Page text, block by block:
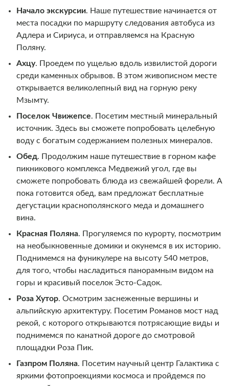
Начало экскурсии. Наше путешествие начинается от
места посадки по маршруту следования автобуса из
Адлера и Сириуса, и отправляемся на Красную
Поляну.
Ахцу. Проедем по ущелью вдоль извилистой дороги
среди каменных обрывов. В этом живописном месте
открывается великолепный вид на горную реку
Мзымту.
Поселок Чвижепсе. Посетим местный минеральный
источник. Здесь вы сможете попробовать целебную
воду с богатым содержанием полезных минералов.
Обед. Продолжим наше путешествие в горном кафе
пикникового комплекса Медвежий угол, где вы
сможете попробовать блюда из свежайшей форели. А
пока готовится обед, вам предложат бесплатные
дегустации краснополянского меда и домашнего
вина.
Красная Поляна. Прогуляемся по курорту, посмотрим
на необыкновенные домики и окунемся в их историю.
Поднимемся на фуникулере на высоту 540 метров,
для того, чтобы насладиться панорамным видом на
горы и красивый поселок Эсто-Садок.
Роза Хутор. Осмотрим заснеженные вершины и
альпийскую архитектуру. Посетим Романов мост над
рекой, с которого открываются потрясающие виды и
поднимемся по канатной дороге до смотровой
площадки Роза Пик.
Газпром Поляна. Посетим научный центр Галактика с
яркими фотопроекциями космоса и пройдемся по